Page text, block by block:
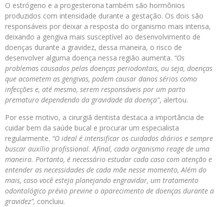
O estrógeno e a progesterona também são hormônios
produzidos com intensidade durante a gestação. Os dois são
responsáveis por deixar a resposta do organismo mais intensa,
deixando a gengiva mais susceptível ao desenvolvimento de
doenças durante a gravidez, dessa maneira, o risco de
desenvolver alguma doença nessa região aumenta. “Os
problemas causados pelas doenças periodontais, ou seja, doenças
que acometem as gengivas, podem causar danos sérios como
infecções e, até mesmo, serem responsáveis por um parto
prematuro dependendo da gravidade da doença”, alertou.
Por esse motivo, a cirurgiã dentista destaca a importância de
cuidar bem da saúde bucal e procurar um especialista
regularmente. “O ideal é intensificar os cuidados diários e sempre
buscar auxílio profissional. Afinal, cada organismo reage de uma
maneira. Portanto, é necessário estudar cada caso com atenção e
entender as necessidades de cada mãe nesse momento, Além do
mais, caso você esteja planejando engravidar, um tratamento
odontológico prévio previne o aparecimento de doenças durante a
gravidez”, concluiu.